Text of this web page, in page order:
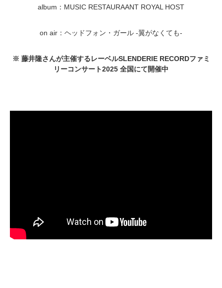
album：MUSIC RESTAURAANT ROYAL HOST
on air：ヘッドフォン・ガール -翼がなくても-
※ 藤井隆さんが主催するレーベルSLENDERIE RECORDファミ
リーコンサート2025 全国にて開催中